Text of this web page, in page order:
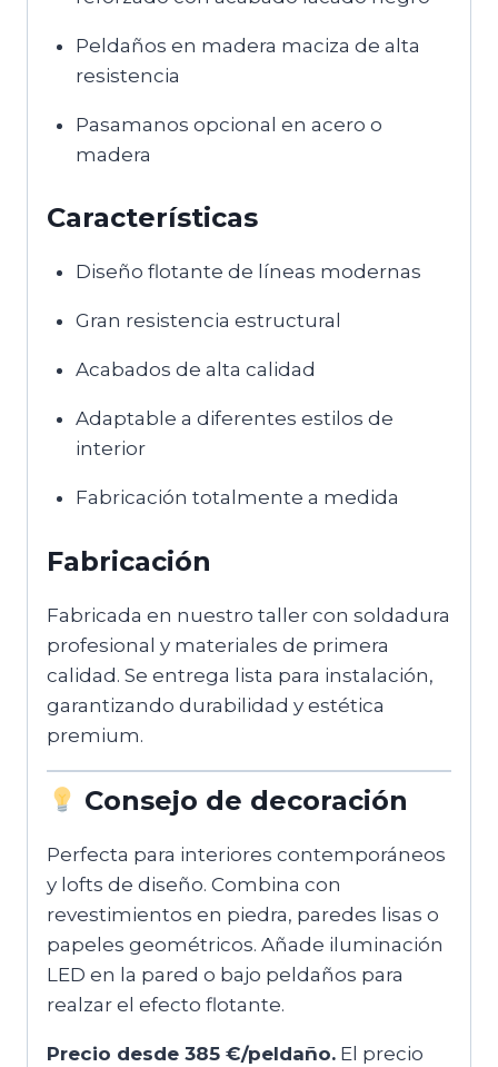
Peldaños en madera maciza de alta
resistencia
Pasamanos opcional en acero o
madera
Características
Diseño flotante de líneas modernas
Gran resistencia estructural
Acabados de alta calidad
Adaptable a diferentes estilos de
interior
Fabricación totalmente a medida
Fabricación
Fabricada en nuestro taller con soldadura
profesional y materiales de primera
calidad. Se entrega lista para instalación,
garantizando durabilidad y estética
premium.
Consejo de decoración
Perfecta para interiores contemporáneos
y lofts de diseño. Combina con
revestimientos en piedra, paredes lisas o
papeles geométricos. Añade iluminación
LED en la pared o bajo peldaños para
realzar el efecto flotante.
Precio desde 385 €/peldaño. El precio